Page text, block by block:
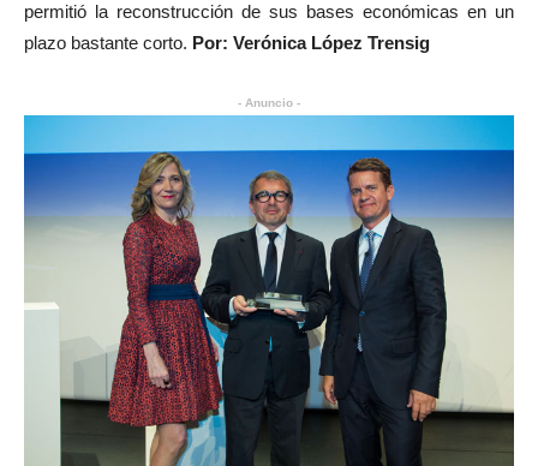
permitió la reconstrucción de sus bases económicas en un
plazo bastante corto. Por: Verónica López Trensig
- Anuncio -